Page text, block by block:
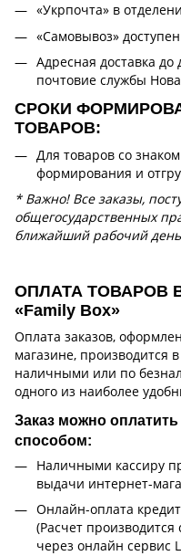
«Укрпочта» в
«Самовывоз»
Адресная доставка
почтовие службы
СРОКИ
ТОВАРОВ:
Для товаров со
формирования и
* Важно! Все заказы,
общегосударственных
ближайший рабочий
ОПЛАТА ТОВАРОВ
«Family Box»
Оплата заказов,
магазине, производится
наличными или по
одного из наиболее
Заказ можно
способом:
Наличными кассиру
выдачи интернет-
Онлайн-оплата
(Расчет
через онлайн сервис